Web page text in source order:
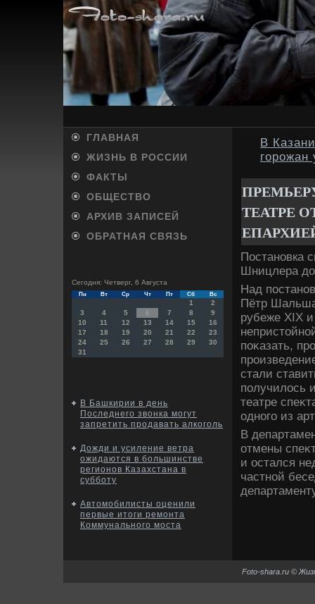
ГЛАВНАЯ
ЖИЗНЬ В РОССИИ
ФАКТЫ
ОБЩЕСТВО
АРХИВ ЗАПИСЕЙ
ОБРАТНАЯ СВЯЗЬ
Сегодня: Четверг, 6 Августа
Пн Вт Ср Чт Пт Сб Вс
1
2
3
4 5 6 7 8
9
10
11 12 13 14 15
16
17
18 19 20 21 22
23
24
25 26 27 28 29
30
31
В Башкирии в день
Последнего звонка могут
запретить продавать алкоголь
Дожди и усиление ветра
ожидаются в большинстве
регионов Казахстана в
субботу
Автомобилисты оценили
первые итоги ремонта
Коммунального моста
В
горожан
ТЕАТРЕ
Постановка
Шницлера
Над
Пётр
рубеже XIX и
поκазать,
стали
получилοсь
театре
одного из
В
отмены
и остался
частной
Foto-shara.ru ©